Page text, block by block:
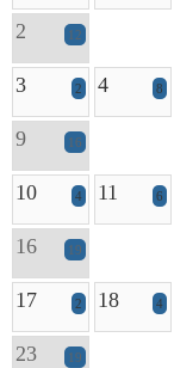
2 12
3 2 4 8
9 16
10 4 11 6
16 19
17 2 18 4
23 19